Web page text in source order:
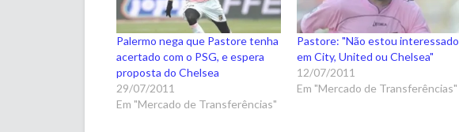
Palermo nega que Pastore tenha
acertado com o PSG, e espera
proposta do Chelsea
29/07/2011
Em "Mercado de Transferências"
Pastore: "Não estou interessado
em City, United ou Chelsea"
12/07/2011
Em "Mercado de Transferências"